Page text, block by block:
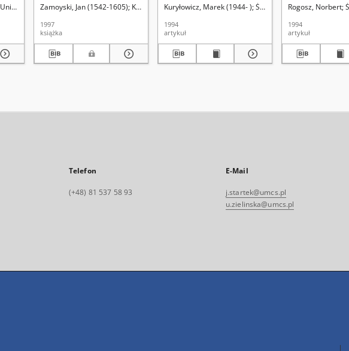
Uniwersytet Marii Curie-Skłodowskiej (Lublin). Instytut Historii
Zamoyski, Jan (1542-1605) Kuryłowicz, Marek (1944-) Witkowski, Wojciech (1946-)
1997
książka
Kuryłowicz, Marek (1944- ) Śladkowski, Wiesław (1935-
1994
artykuł
Rogosz, Norbert
1994
artykuł
Telefon
(+48) 81 537 58 93
E-Mail
j.startek@umcs.pl
u.zielinska@umcs.pl